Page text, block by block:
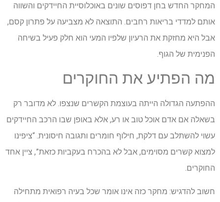
המחקר החדש בחן דפוסים שונים באוכלוסיית החיידקים והשווה
אותם למדדי בריאות רחבים. התוצאה לא מצביעה על פתרון קסם,
אבל היא מחזקת את הרעיון שלפיו המעי הוא חלק פעיל בשיחה
הפנימית של הגוף.
מה הפתיע את החוקרים
ההפתעה הגדולה הייתה בעוצמת הקשרים שנצפו. לא מדובר רק
בשאלה אם אדם אוכל טוב או רע, אלא באופן שבו הרכב החיידקים
עשוי להשתלב עם דלקת, חילוף חומרים ותגובה חיסונית. “ציפינו
למצוא קשרים מסוימים, אבל לא בהכרח בעקביות כזאת”, ציין אחד
החוקרים.
חשוב להדגיש: מחקר כזה אינו אומר שכל בעיה רפואית מתחילה